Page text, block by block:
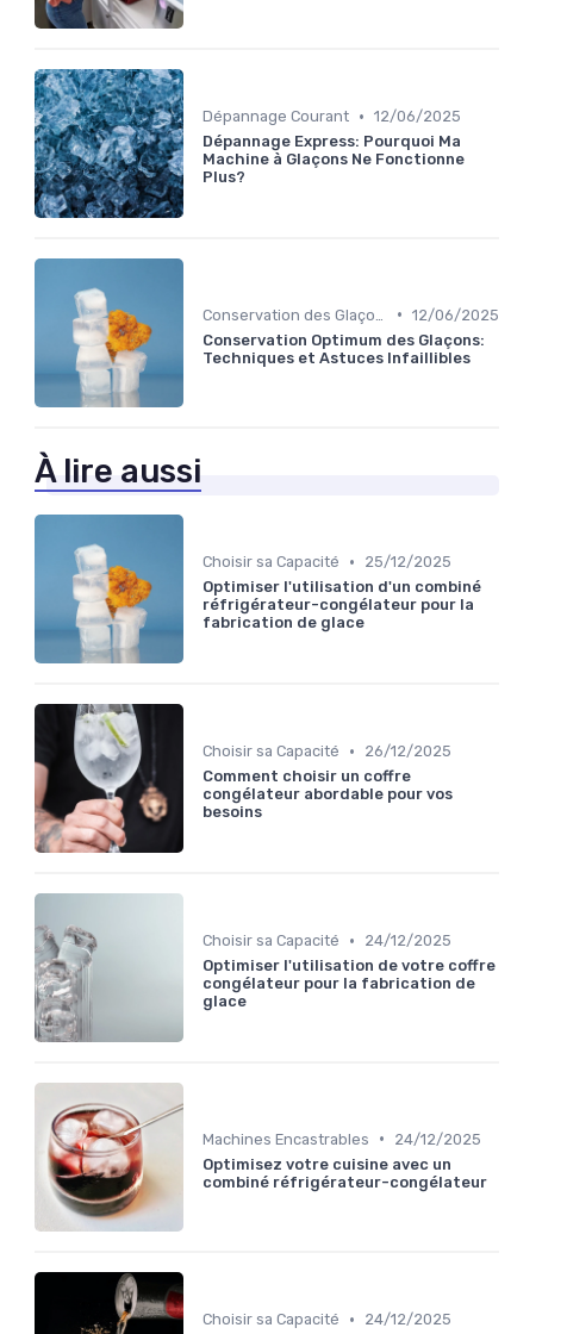
Dépannage Courant • 12/06/2025
Dépannage Express: Pourquoi Ma
Machine à Glaçons Ne Fonctionne
Plus?
• 12/06/2025
Conservation Optimum des Glaçons:
Techniques et Astuces Infaillibles
À lire aussi
Choisir sa Capacité •
25/12/2025
Optimiser l'utilisation d'un combiné
réfrigérateur-congélateur pour la
fabrication de glace
Choisir sa Capacité •
26/12/2025
Comment choisir un coffre
congélateur abordable pour vos
besoins
Choisir sa Capacité •
24/12/2025
Optimiser l'utilisation de votre coffre
congélateur pour la fabrication de
glace
Machines Encastrables •
24/12/2025
Optimisez votre cuisine avec un
combiné réfrigérateur-congélateur
Choisir sa Capacité •
24/12/2025